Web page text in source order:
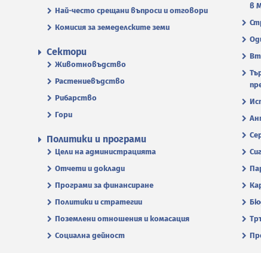
Най-често срещани въпроси и отговори
Комисия за земеделските земи
в
Сектори
Животновъдство
Растениевъдство
Рибарство
Гори
Политики и програми
Цели на администрацията
Отчети и доклади
Програми за финансиране
Политики и стратегии
Поземлени отношения и комасация
Социална дейност